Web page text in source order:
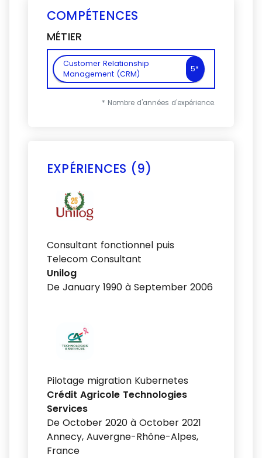
COMPÉTENCES
MÉTIER
Customer Relationship
Management (CRM)
5*
Voir plus
* Nombre d'années d'expérience.
EXPÉRIENCES (9)
Consultant fonctionnel puis
Telecom Consultant
Unilog
De January 1990 à September 2006
Pilotage migration Kubernetes
Crédit Agricole Technologies
Services
De October 2020 à October 2021
Annecy, Auvergne-Rhône-Alpes,
France